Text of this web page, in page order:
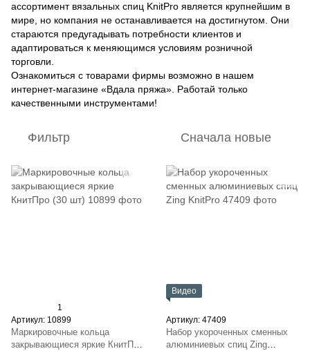
ассортимент вязальных спиц KnitPro является крупнейшим в
мире, но компания не останавливается на достигнутом. Они
стараются предугадывать потребности клиентов и
адаптироваться к меняющимся условиям розничной
торговли.
Ознакомиться с товарами фирмы возможно в нашем
интернет-магазине «Вдала пряжа». Работай только
качественными инструментами!
Фильтр Сначала новые
1
Артикул: 10899
Маркировочные кольца
закрывающиеся яркие КнитПро
Видео
Артикул: 47409
Набор укороченных сменных
алюминиевых спиц Zing